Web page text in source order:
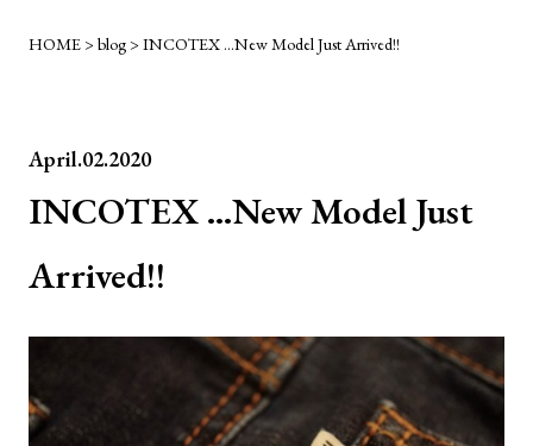
HOME>blog>INCOTEX …New Model Just Arrived!!
April.02.2020
INCOTEX …New Model Just
Arrived!!